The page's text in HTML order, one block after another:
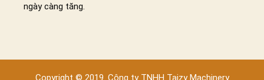
ngày càng tăng.
Copyright © 2019. Công ty TNHH Taizy Machinery